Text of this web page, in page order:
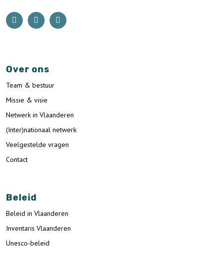
Over ons
Team & bestuur
Missie & visie
Netwerk in Vlaanderen
(Inter)nationaal netwerk
Veelgestelde vragen
Contact
Beleid
Beleid in Vlaanderen
Inventaris Vlaanderen
Unesco-beleid